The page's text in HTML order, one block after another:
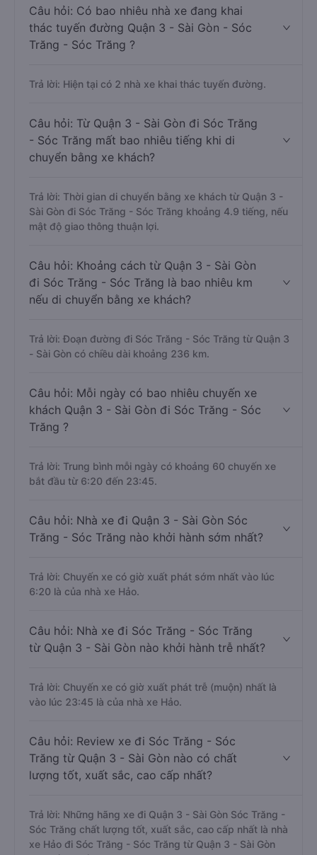
Câu hỏi: Có bao nhiêu nhà xe đang khai
thác tuyến đường Quận 3 - Sài Gòn - Sóc
Trăng - Sóc Trăng ?
Trả lời: Hiện tại có 2 nhà xe khai thác tuyến đường.
Câu hỏi: Từ Quận 3 - Sài Gòn đi Sóc Trăng
- Sóc Trăng mất bao nhiêu tiếng khi di
chuyển bằng xe khách?
Trả lời: Thời gian di chuyển bằng xe khách từ Quận 3 -
Sài Gòn đi Sóc Trăng - Sóc Trăng khoảng 4.9 tiếng, nếu
mật độ giao thông thuận lợi.
Câu hỏi: Khoảng cách từ Quận 3 - Sài Gòn
đi Sóc Trăng - Sóc Trăng là bao nhiêu km
nếu di chuyển bằng xe khách?
Trả lời: Đoạn đường đi Sóc Trăng - Sóc Trăng từ Quận 3
- Sài Gòn có chiều dài khoảng 236 km.
Câu hỏi: Mỗi ngày có bao nhiêu chuyến xe
khách Quận 3 - Sài Gòn đi Sóc Trăng - Sóc
Trăng ?
Trả lời: Trung bình mỗi ngày có khoảng 60 chuyến xe
bắt đầu từ 6:20 đến 23:45.
Câu hỏi: Nhà xe đi Quận 3 - Sài Gòn Sóc
Trăng - Sóc Trăng nào khởi hành sớm nhất?
Trả lời: Chuyến xe có giờ xuất phát sớm nhất vào lúc
6:20 là của nhà xe Hảo.
Câu hỏi: Nhà xe đi Sóc Trăng - Sóc Trăng
từ Quận 3 - Sài Gòn nào khởi hành trễ nhất?
Trả lời: Chuyến xe có giờ xuất phát trễ (muộn) nhất là
vào lúc 23:45 là của nhà xe Hảo.
Câu hỏi: Review xe đi Sóc Trăng - Sóc
Trăng từ Quận 3 - Sài Gòn nào có chất
lượng tốt, xuất sắc, cao cấp nhất?
Trả lời: Những hãng xe đi Quận 3 - Sài Gòn Sóc Trăng -
Sóc Trăng chất lượng tốt, xuất sắc, cao cấp nhất là nhà
xe Hảo đi Sóc Trăng - Sóc Trăng từ Quận 3 - Sài Gòn